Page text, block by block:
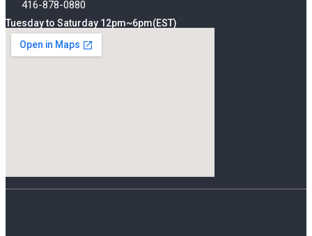
416-878-0880
Tuesday to Saturday 12pm~6pm(EST)